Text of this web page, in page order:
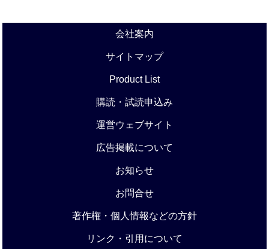
会社案内
サイトマップ
Product List
購読・試読申込み
運営ウェブサイト
広告掲載について
お知らせ
お問合せ
著作権・個人情報などの方針
リンク・引用について